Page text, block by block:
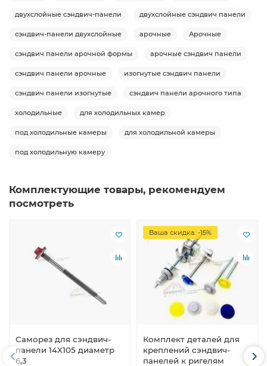
двухслойные сэндвич-панели двухслойные сэндвич панели
сэндвич-панели двухслойные арочные Арочные
сэндвич панели арочной формы арочные сэндвич панели
сэндвич панели арочные изогнутые сэндвич панели
сэндвич панели изогнутые сэндвич панели арочного типа
холодильные для холодильных камер
под холодильные камеры для холодильной камеры
под холодильную камеру
Комплектующие товары, рекомендуем
посмотреть
Саморез для сэндвич-
панели 14X105 диаметр
6,3
Ваша скидка: -15%
Комплект деталей для
креплений сэндвич-
панелей к ригелям